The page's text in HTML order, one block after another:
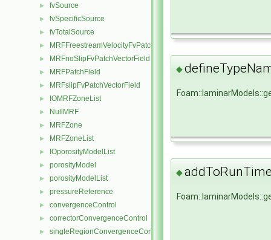
► fvSource
► fvSpecificSource
► fvTotalSource
► MRFFreestreamVelocityFvPatchVectorField
► MRFnoSlipFvPatchVectorField
► MRFPatchField
► MRFslipFvPatchVectorField
► IOMRFZoneList
► NullMRF
► MRFZone
► MRFZoneList
► IOporosityModelList
► porosityModel
► porosityModelList
► pressureReference
► convergenceControl
► correctorConvergenceControl
► singleRegionConvergenceControl
◆
◆